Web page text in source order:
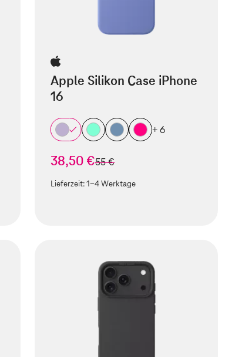
Apple Silikon Case iPhone
16
+ 6
38,50 €statt
55 €
Lieferzeit:1-4 Werktage